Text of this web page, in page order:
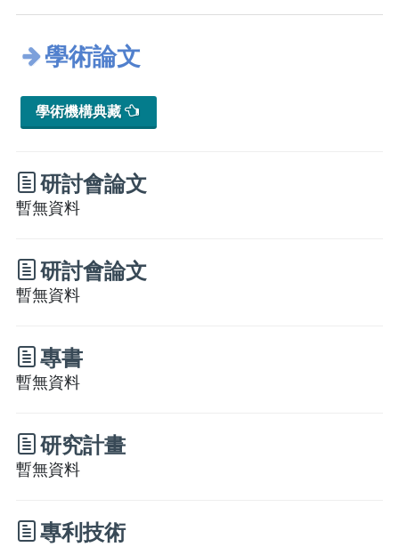
學術論文
學術機構典藏
研討會論文
暫無資料
研討會論文
暫無資料
專書
暫無資料
研究計畫
暫無資料
專利技術